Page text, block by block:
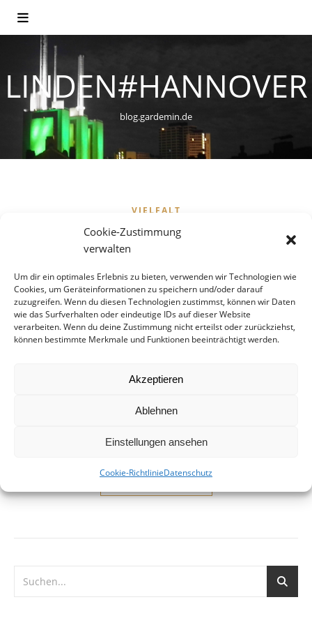
Cookie-Zustimmung
verwalten
Um dir ein optimales Erlebnis zu bieten, verwenden wir Technologien wie
Cookies, um Geräteinformationen zu speichern und/oder darauf
zuzugreifen. Wenn du diesen Technologien zustimmst, können wir Daten
wie das Surfverhalten oder eindeutige IDs auf dieser Website
verarbeiten. Wenn du deine Zustimmung nicht erteilst oder zurückziehst,
können bestimmte Merkmale und Funktionen beeinträchtigt werden.
Akzeptieren
Ablehnen
Einstellungen ansehen
Cookie-RichtlinieDatenschutz
LINDEN#HANNOVER
blog.gardemin.de
VIELFALT
Hannovers Freibäder im
Südwesten schneidet schlecht
ab
13. Mai 2017
soll aber ein Sportbad für internationale Wettbewerbe
WEITERLESEN